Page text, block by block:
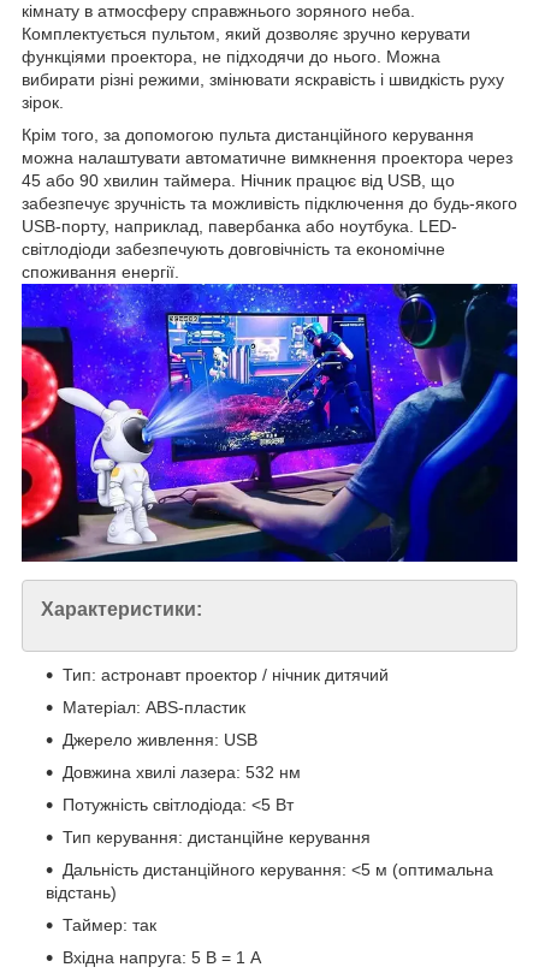
кімнату в атмосферу справжнього зоряного неба.
Комплектується пультом, який дозволяє зручно керувати
функціями проектора, не підходячи до нього. Можна
вибирати різні режими, змінювати яскравість і швидкість руху
зірок.
Крім того, за допомогою пульта дистанційного керування
можна налаштувати автоматичне вимкнення проектора через
45 або 90 хвилин таймера. Нічник працює від USB, що
забезпечує зручність та можливість підключення до будь-якого
USB-порту, наприклад, павербанка або ноутбука. LED-
світлодіоди забезпечують довговічність та економічне
споживання енергії.
Характеристики:
Тип: астронавт проектор / нічник дитячий
Матеріал: ABS-пластик
Джерело живлення: USB
Довжина хвилі лазера: 532 нм
Потужність світлодіода: <5 Вт
Тип керування: дистанційне керування
Дальність дистанційного керування: <5 м (оптимальна
відстань)
Таймер: так
Вхідна напруга: 5 В = 1 А